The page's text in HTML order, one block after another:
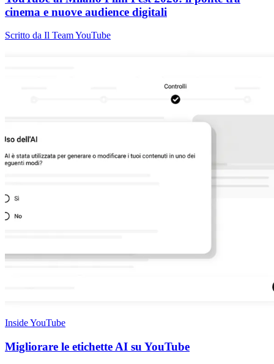
cinema e nuove audience digitali
Scritto da Il Team YouTube
Inside YouTube
Migliorare le etichette AI su YouTube